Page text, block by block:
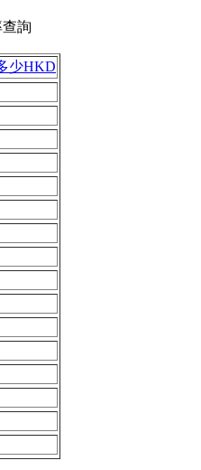
詢
少HKD